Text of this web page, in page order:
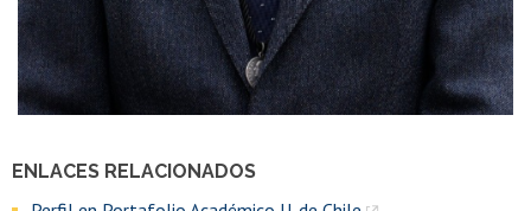
ENLACES RELACIONADOS